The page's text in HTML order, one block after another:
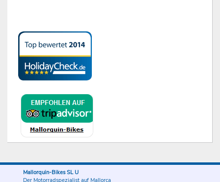
Mallorquin-Bikes SL U
Der Motorradspezialist auf Mallorca